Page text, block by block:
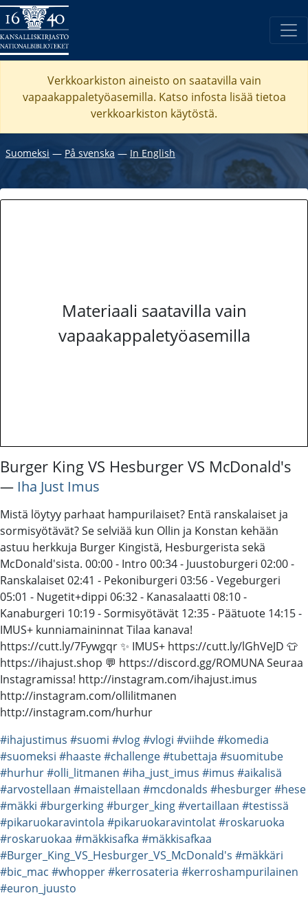
Verkkoarkiston aineisto on saatavilla vain
vapaakappaletyöasemilla. Katso infosta lisää tietoa
verkkoarkiston käytöstä.
Suomeksi ― På svenska ― In English
Materiaali saatavilla vain
vapaakappaletyöasemilla
Burger King VS Hesburger VS McDonald's
― Iha Just Imus
Mistä löytyy parhaat hampurilaiset? Entä ranskalaiset ja
sormisyötävät? Se selviää kun Ollin ja Konstan kehään
astuu herkkuja Burger Kingistä, Hesburgerista sekä
McDonald'sista. 00:00 - Intro 00:34 - Juustoburgeri 02:00 -
Ranskalaiset 02:41 - Pekoniburgeri 03:56 - Vegeburgeri
05:01 - Nugetit+dippi 06:32 - Kanasalaatti 08:10 -
Kanaburgeri 10:19 - Sormisyötävät 12:35 - Päätuote 14:15 -
IMUS+ kunniamaininnat Tilaa kanava!
https://cutt.ly/7Fywgqr ✨ IMUS+ https://cutt.ly/lGhVeJD 👕
https://ihajust.shop 💬 https://discord.gg/ROMUNA Seuraa
Instagramissa! http://instagram.com/ihajust.imus
http://instagram.com/ollilitmanen
http://instagram.com/hurhur
#ihajustimus #suomi #vlog#vlogi #viihde#komedia
#suomeksi #haaste#challenge#tubettaja #suomitube
#hurhur#olli_litmanen #iha_just_imus #imus #aikalisä
#arvostellaan #maistellaan #mcdonalds #hesburger#hese
#mäkki #burgerking#burger_king#vertaillaan #testissä
#pikaruokaravintola #pikaruokaravintolat#roskaruoka
#roskaruokaa #mäkkisafka #mäkkisafkaa
#Burger_King_VS_Hesburger_VS_McDonald's #mäkkäri
#bic_mac #whopper#kerrosateria #kerroshampurilainen
#euron_juusto